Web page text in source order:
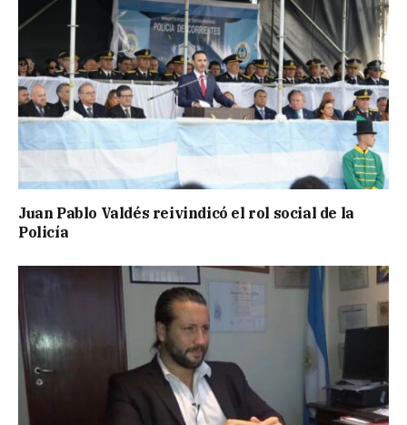
Juan Pablo Valdés reivindicó el rol social de la
Policía